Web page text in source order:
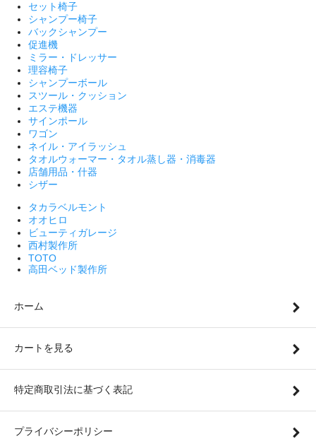
セット椅子
シャンプー椅子
バックシャンプー
促進機
ミラー・ドレッサー
理容椅子
シャンプーボール
スツール・クッション
エステ機器
サインポール
ワゴン
ネイル・アイラッシュ
タオルウォーマー・タオル蒸し器・消毒器
店舗用品・什器
シザー
タカラベルモント
オオヒロ
ビューティガレージ
西村製作所
TOTO
高田ベッド製作所
ホーム
カートを見る
特定商取引法に基づく表記
プライバシーポリシー